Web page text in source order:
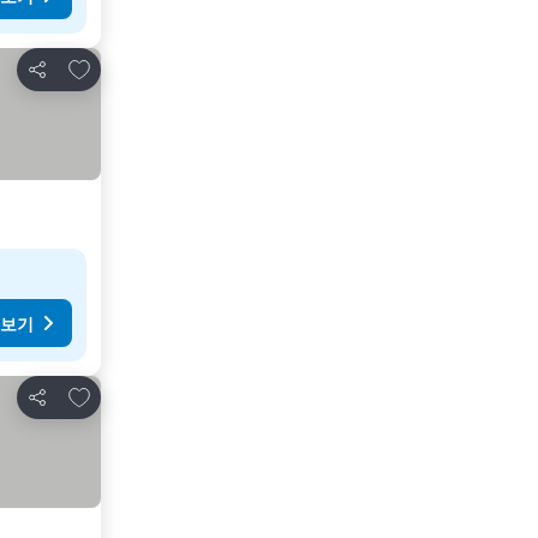
공유
즐겨찾기에 추가
기
공유
즐겨찾기에 추가